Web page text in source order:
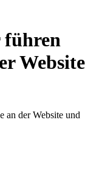
führen
Website
an der Website und